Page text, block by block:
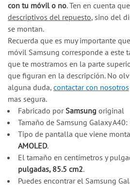
con tu móvil o no. Ten en cuenta que
descriptivos del repuesto, sino del
se montan.
Recuerda que es muy importante
móvil Samsung corresponde a este
que te mostramos en la parte
que figuran en la descripción. No
alguna duda, contactar con nosotros
mas segura.
Fabricado porSamsung original
Tamaño de Samsung Galaxy A40:
Tipo de pantalla que viene
AMOLED.
El tamaño en centímetros y
pulgadas, 85.5 cm2.
Puedes encontrar el Samsung